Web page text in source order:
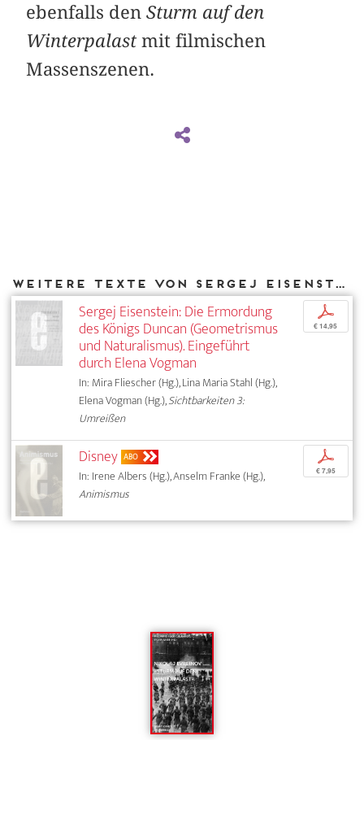
ebenfalls denSturm auf den
Winterpalast mit filmischen
Massenszenen.
Weitere Texte von Sergej Eisenstein bei DIAPHANES
Sergej Eisenstein: Die Ermordung
des Königs Duncan (Geometrismus
und Naturalismus). Eingeführt
durch Elena Vogman
In: Mira Fliescher (Hg.), Lina Maria Stahl (Hg.),
Elena Vogman (Hg.),Sichtbarkeiten 3:
Umreißen
p
€ 14,95
Disney ABO
In: Irene Albers (Hg.), Anselm Franke (Hg.),
Animismus
p
€ 7,95